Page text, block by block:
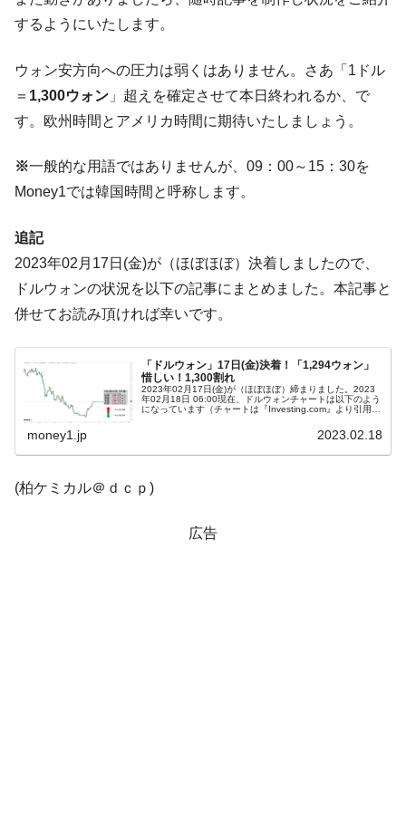
ぎ」では。
営業利益80.2％も減少
『Money1』
米国下院「韓国の公務員個人をターゲット
にぶん殴る法案」提出！⇒ クーパン問題は合衆国企業に対
『Money1』
韓国ボンクラ政策室長･金容範、株価暴落に
他人事のような発言。
業績「史上最高益」当期純利益は前年同期比13.4倍に。
『Money1』
韓国･加徳島新国際空港「またも暗礁」の危
機 ⇒ 10.7兆では損が出るからできない。
『Money1』
【速報】韓国株式市場の暴落・本日07月29
発動！
『Money1』
IT産業は人を雇用する効果は低い。全産業の
半分未満しか雇用を生まない
『Money1』
韓国「株式市場が賭博場のように変質した
のは政界の責任だ」
『Money1』
韓国「2026年1Q 資金循環統計」面白い結果
韓国化学企業最大手『ロッテケミカル』純
するようにいたします。
ウォン安方向への圧力は弱くはありません。さあ「1ドル
＝ 1,300ウォン 」超えを確定させて本日終われるか、で
す。欧州時間とアメリカ時間に期待いたしましょう。
※一般的な用語ではありませんが、09：00～15：30を
Money1では韓国時間と呼称します。
追記
2023年02月17日(金)が（ほぼほぼ）決着しましたので、
ドルウォンの状況を以下の記事にまとめました。本記事と
併せてお読み頂ければ幸いです。
「ドルウォン」17日(金)決着！「1,294ウォン」
惜しい！1,300割れ
2023年02月17日(金)が（ほぼほぼ）締まりました。2023
年02月18日 06:00現在、ドルウォンチャートは以下のよう
になっています（チャートは『Investing.com』より引用：
money1.jp 2023.02.18
(柏ケミカル＠ｄｃｐ)
広告